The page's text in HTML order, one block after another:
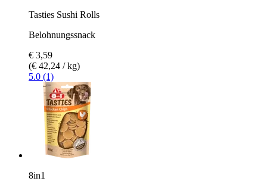
Tasties Sushi Rolls
Belohnungssnack
€ 3,59
(€ 42,24 / kg)
5.0 (1)
8in1